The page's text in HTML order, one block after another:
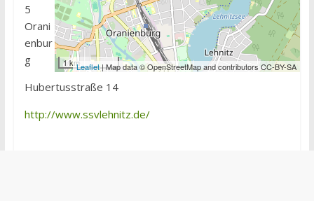
1 kmLeaflet| Map data © OpenStreetMap and contributors CC-BY-SA
5
Orani
enbur
g
Hubertusstraße 14
http://www.ssvlehnitz.de/